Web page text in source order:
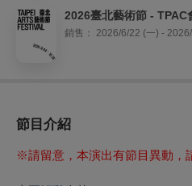
2026臺北藝術節 - TPAC
銷售： 2026/6/22 (一) -
節目介紹
※請留意，本演出有節目異動，